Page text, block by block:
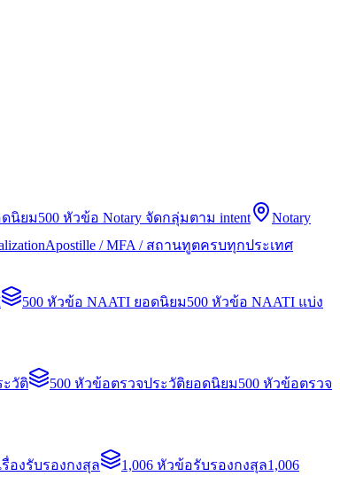
ดนิยม500 หัวข้อ Notary จัดกลุ่มตาม intent
Notary
Apostille / MFA / สถานทูตครบทุกประเทศ
500 หัวข้อ NAATI ยอดนิยม500 หัวข้อ NAATI แบ่ง
ะวัติ 500 หัวข้อตรวจประวัติยอดนิยม500 หัวข้อตรวจ
องรับรองกงสุล 1,006 หัวข้อรับรองกงสุล1,006